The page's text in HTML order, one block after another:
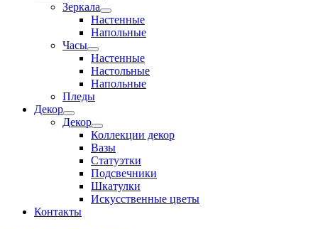
Зеркала
Настенные
Напольные
Часы
Настенные
Настольные
Напольные
Пледы
Декор
Декор
Коллекции декор
Вазы
Статуэтки
Подсвечники
Шкатулки
Искусственные цветы
Контакты